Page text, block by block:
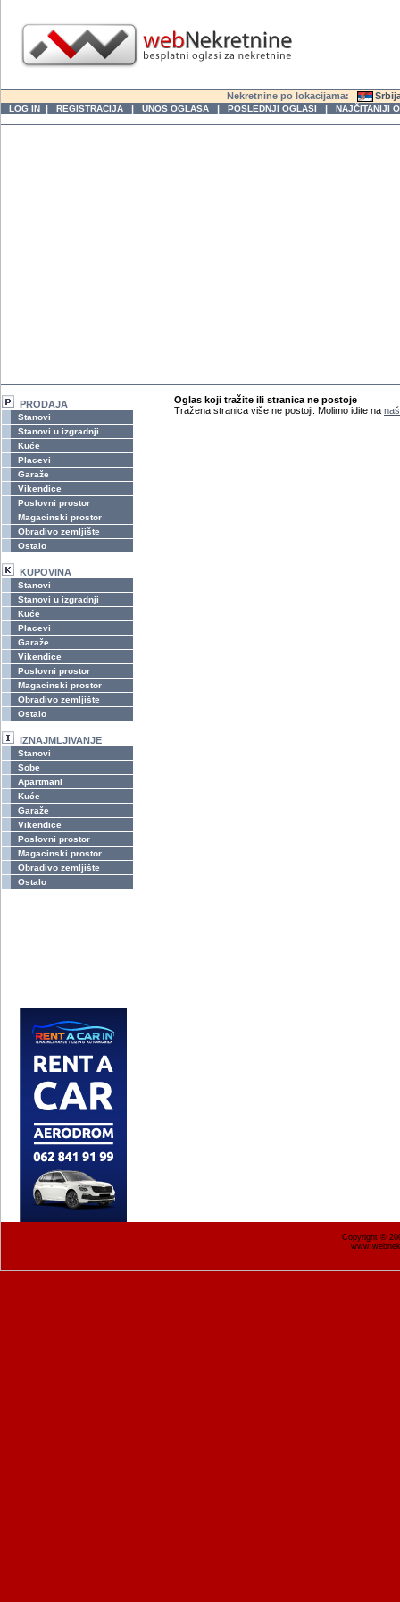
Nekretnine po lokacijama:
LOG IN | REGISTRACIJA | UNOS OGLASA | POSLEDNJI OGLASI | NAJČITANIJI
PRODAJA
Stanovi
Stanovi u izgradnji
Kuće
Placevi
Garaže
Vikendice
Poslovni prostor
Magacinski prostor
Obradivo zemljište
Ostalo
KUPOVINA
Stanovi
Stanovi u izgradnji
Kuće
Placevi
Garaže
Vikendice
Poslovni prostor
Magacinski prostor
Obradivo zemljište
Ostalo
IZNAJMLJIVANJE
Stanovi
Sobe
Apartmani
Kuće
Garaže
Vikendice
Poslovni prostor
Magacinski prostor
Obradivo zemljište
Ostalo
Oglas koji tražite ili stranica ne postoje
Tražena stranica više ne postoji. Molimo idite na
Copyright ©